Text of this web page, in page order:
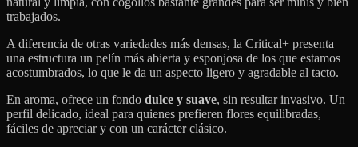
trabajados.
A diferencia de otras variedades más densas, la Critical+ presenta
una estructura un pelín más abierta y esponjosa de los que estamos
acostumbrados, lo que le da un aspecto ligero y agradable al tacto.
En aroma, ofrece un fondo dulce y suave, sin resultar invasivo. Un
perfil delicado, ideal para quienes prefieren flores equilibradas,
fáciles de apreciar y con un carácter clásico.